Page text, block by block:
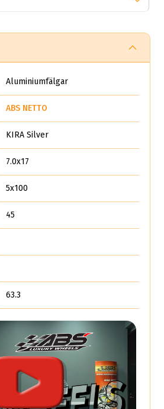
Aluminiumfälgar
ABS NETTO
KIRA Silver
7.0x17
5x100
45
63.3